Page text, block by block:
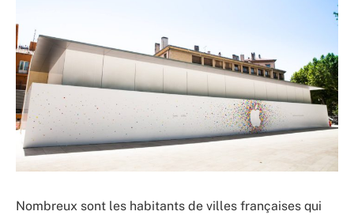
Nombreux sont les habitants de villes françaises qui